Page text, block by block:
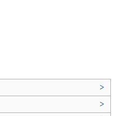
>
>